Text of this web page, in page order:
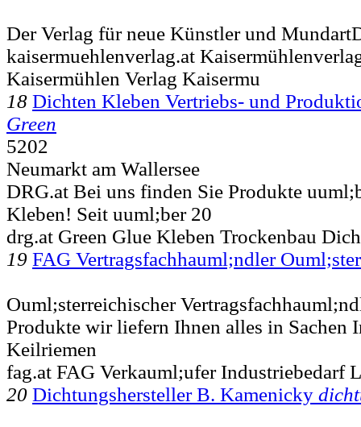
Der Verlag für neue Künstler und
kaisermuehlenverlag.at
Kaisermühlen Verlag Kaisermu
18 Dichten Kleben Vertriebs- und
Green
5202
Neumarkt am Wallersee
DRG.at Bei uns finden Sie Produkte
Kleben! Seit uuml;ber 20
drg.at Green Glue Kleben Trockenbau
19 FAG Vertragsfachhauml;ndler
Ouml;sterreichischer
Produkte wir liefern Ihnen alles in Sachen
Keilriemen
fag.at FAG Verkauml;ufer Industriebedarf
20 Dichtungshersteller B. Kamenicky